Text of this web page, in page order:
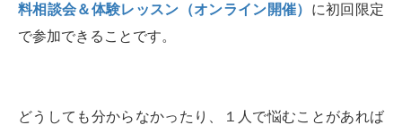
料相談会＆体験レッスン（オンライン開催） に初回限定
で参加できることです。
どうしても分からなかったり、１人で悩むことがあれば